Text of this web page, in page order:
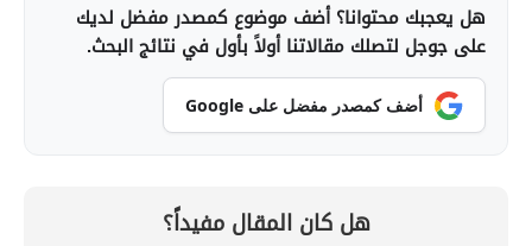
هل يعجبك محتوانا؟ أضف موضوع كمصدر مفضل لديك
على جوجل لتصلك مقالاتنا أولاً بأول في نتائج البحث.
أضف كمصدر مفضل على Google
هل كان المقال مفيداً؟